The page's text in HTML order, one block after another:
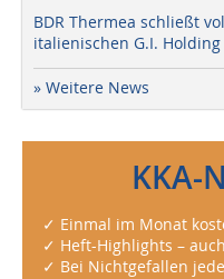
BDR Thermea schließt
italienischen G.I. Holding
» Weitere News
KKA-
✓ Einmal im Monat
✓ Heft-Highlights –
✓ Bei Nichtgefallen